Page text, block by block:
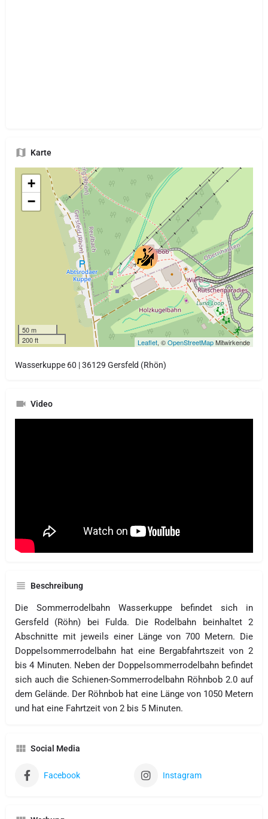
Karte
+
−
50 m
200 ft
Leaflet, ©OpenStreetMapMitwirkende
Wasserkuppe 60 | 36129 Gersfeld (Rhön)
Video
Beschreibung
Die Sommerrodelbahn Wasserkuppe befindet sich in
Gersfeld (Röhn) bei Fulda. Die Rodelbahn beinhaltet 2
Abschnitte mit jeweils einer Länge von 700 Metern. Die
Doppelsommerrodelbahn hat eine Bergabfahrtszeit von 2
bis 4 Minuten. Neben der Doppelsommerrodelbahn befindet
sich auch die Schienen-Sommerrodelbahn Röhnbob 2.0 auf
dem Gelände. Der Röhnbob hat eine Länge von 1050 Metern
und hat eine Fahrtzeit von 2 bis 5 Minuten.
Social Media
Facebook Instagram